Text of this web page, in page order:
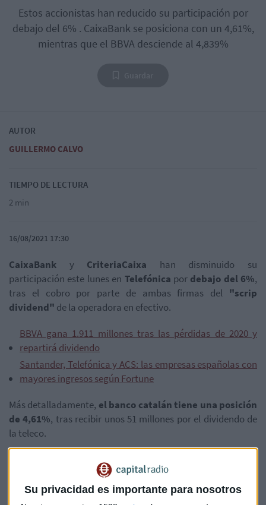
Su privacidad es importante para nosotros
Estos accionistas han reducido su participación por
debajo del 6% . CaixaBank se posiciona con un 4,61%,
mientras que el BBVA desciende al 4,839%
AUTOR
GUILLERMO CALVO
TIEMPO DE LECTURA
2 min
16/08/2021 17:30
CaixaBank y CriteriaCaixa han disminuido su
participación este lunes en Telefónica por debajo del 6%,
tras el cobro por parte de ambas firmas del "scrip
dividend" de la operadora en efectivo.
BBVA gana 1.911 millones tras las pérdidas de 2020 y
repartirá dividendo
Santander, Telefónica y ACS: las empresas españolas con
mayores ingresos según Fortune
Más detalladamente, el banco catalán tiene una posición
de 4,61%, tras recibir unos 51 millones por el dividendo de
la teleco.
Desde el año 2007, tenía una participación del 5%, pero
mediados de julio había reducido su participación al
4,879%,según datos de la Comisión Nacional del Mercado
de Valores (
).